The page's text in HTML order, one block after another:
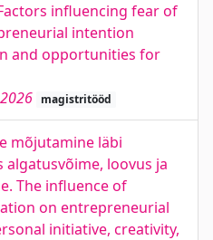
influencing fear of
intention
and opportunities for
magistritööd
mõjutamine läbi
loovus ja
The influence of
on entrepreneurial
initiative, creativity,